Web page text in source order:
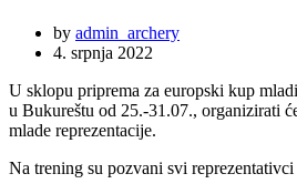
by admin_archery
4. srpnja 2022
U sklopu priprema za europski kup
u Bukureštu od 25.-31.07., organizirati
mlade reprezentacije.
Na trening su pozvani svi